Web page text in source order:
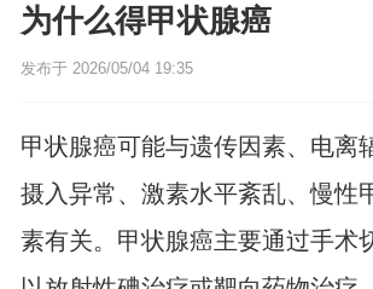
为什么得甲状腺癌
发布于 2026/05/04 19:35
甲状腺癌可能与遗传因素、电离
摄入异常、激素水平紊乱、慢性
素有关。甲状腺癌主要通过手术